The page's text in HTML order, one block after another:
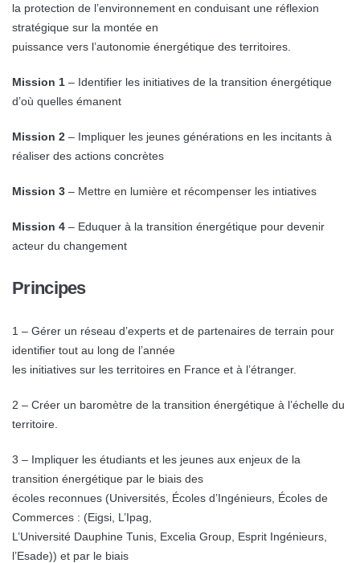
la protection de l’environnement en conduisant une réflexion
stratégique sur la montée en
puissance vers l’autonomie énergétique des territoires.
Mission 1 – Identifier les initiatives de la transition énergétique
d’où quelles émanent
Mission 2 – Impliquer les jeunes générations en les incitants à
réaliser des actions concrètes
Mission 3 – Mettre en lumière et récompenser les intiatives
Mission 4 – Eduquer à la transition énergétique pour devenir
acteur du changement
Principes
1 – Gérer un réseau d’experts et de partenaires de terrain pour
identifier tout au long de l’année
les initiatives sur les territoires en France et à l’étranger.
2 – Créer un baromètre de la transition énergétique à l’échelle du
territoire.
3 – Impliquer les étudiants et les jeunes aux enjeux de la
transition énergétique par le biais des
écoles reconnues (Universités, Écoles d’Ingénieurs, Écoles de
Commerces : (Eigsi, L’Ipag,
L’Université Dauphine Tunis, Excelia Group, Esprit Ingénieurs,
l’Esade)) et par le biais